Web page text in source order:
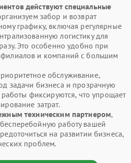
действуют специальные
забор и возврат
графику, включая регулярные
логистику для
Это особенно удобно при
и компаний с большим
обслуживание,
задачи бизнеса и прозрачную
работы фиксируются, что упрощает
затрат.
техническим партнером,
работу вашей
на развитии бизнеса,
проблем.